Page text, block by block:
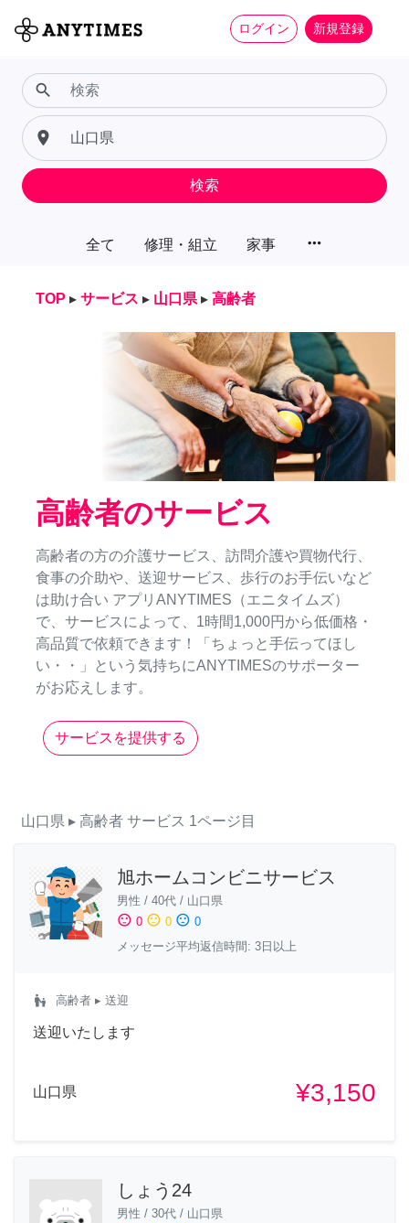
ログイン 新規登録
全て 修理・組立 家事 more_horiz
search
place
検索
TOP ▸ サービス ▸ 山口県 ▸ 高齢者
高齢者のサービス
高齢者の方の介護サービス、訪問介護や買物代行、
食事の介助や、送迎サービス、歩行のお手伝いなど
は助け合い アプリANYTIMES（エニタイムズ）
で、サービスによって、1時間1,000円から低価格・
高品質で依頼できます！「ちょっと手伝ってほし
い・・」という気持ちにANYTIMESのサポーター
がお応えします。
サービスを提供する
山口県 ▸ 高齢者 サービス 1ページ目
旭ホームコンビニサービス
男性 / 40代 / 山口県
sentiment_satisfied 0 sentiment_neutral 0 sentiment_dissatisfied 0
メッセージ平均返信時間: 3日以上
escalator_warning 高齢者 ▸ 送迎
送迎いたします
山口県 ¥3,150
しょう24
男性 / 30代 / 山口県